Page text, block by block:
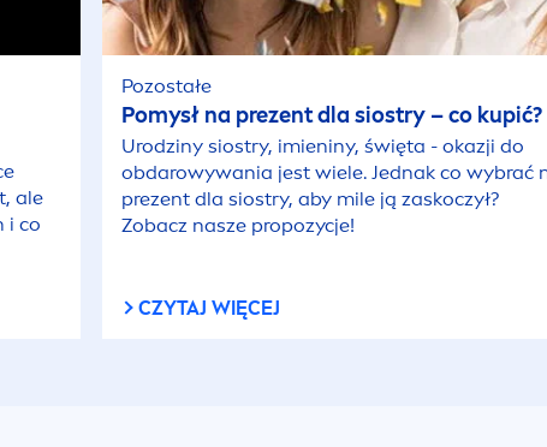
ale
i co
Pozostałe
Pomysł na prezent dla siostry – co kupić?
Urodziny siostry, imieniny, święta - okazji do
obdarowywania jest wiele. Jednak co wybrać
prezent dla siostry, aby mile ją zaskoczył?
Zobacz nasze propozycje!
CZYTAJ WIĘCEJ